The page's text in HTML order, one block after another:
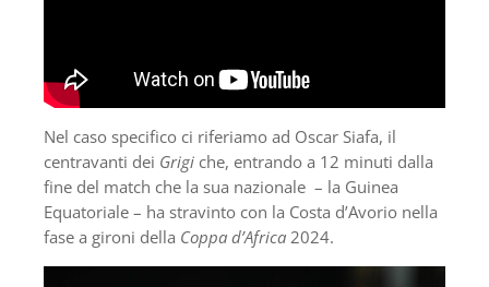
Nel caso specifico ci riferiamo ad Oscar Siafa, il
centravanti dei Grigi che, entrando a 12 minuti dalla
fine del match che la sua nazionale – la Guinea
Equatoriale – ha stravinto con la Costa d’Avorio nella
fase a gironi della Coppa d’Africa 2024.